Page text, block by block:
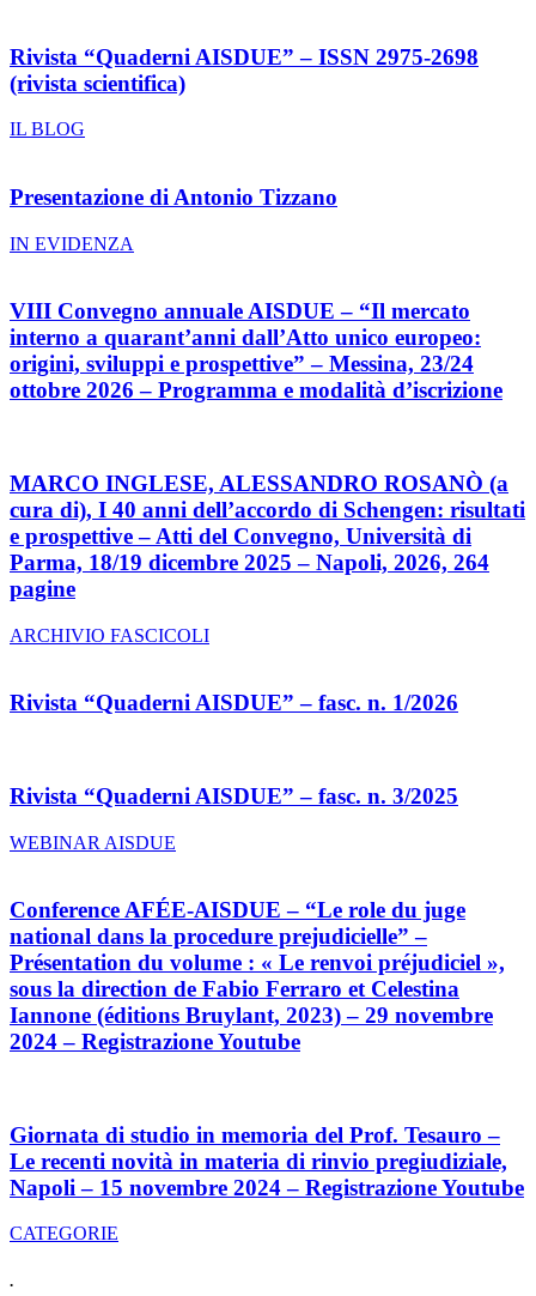
Rivista “Quaderni AISDUE” – ISSN 2975-2698
(rivista scientifica)
IL BLOG
Presentazione di Antonio Tizzano
IN EVIDENZA
VIII Convegno annuale AISDUE – “Il mercato
interno a quarant’anni dall’Atto unico europeo:
origini, sviluppi e prospettive” – Messina, 23/24
ottobre 2026 – Programma e modalità d’iscrizione
MARCO INGLESE, ALESSANDRO ROSANÒ (a
cura di), I 40 anni dell’accordo di Schengen: risultati
e prospettive – Atti del Convegno, Università di
Parma, 18/19 dicembre 2025 – Napoli, 2026, 264
pagine
ARCHIVIO FASCICOLI
Rivista “Quaderni AISDUE” – fasc. n. 1/2026
Rivista “Quaderni AISDUE” – fasc. n. 3/2025
WEBINAR AISDUE
Conference AFÉE-AISDUE – “Le role du juge
national dans la procedure prejudicielle” –
Présentation du volume : « Le renvoi préjudiciel »,
sous la direction de Fabio Ferraro et Celestina
Iannone (éditions Bruylant, 2023) – 29 novembre
2024 – Registrazione Youtube
Giornata di studio in memoria del Prof. Tesauro –
Le recenti novità in materia di rinvio pregiudiziale,
Napoli – 15 novembre 2024 – Registrazione Youtube
CATEGORIE
.